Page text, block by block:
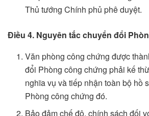
Thủ tướng Chính phủ phê duyệt.
Điều 4. Nguyên tắc chuyển đổi
Văn phòng công chứng được
đổi Phòng công chứng phải kế
nghĩa vụ và tiếp nhận toàn bộ hồ
Phòng công chứng đó.
Bảo đảm chế độ, chính sách đối